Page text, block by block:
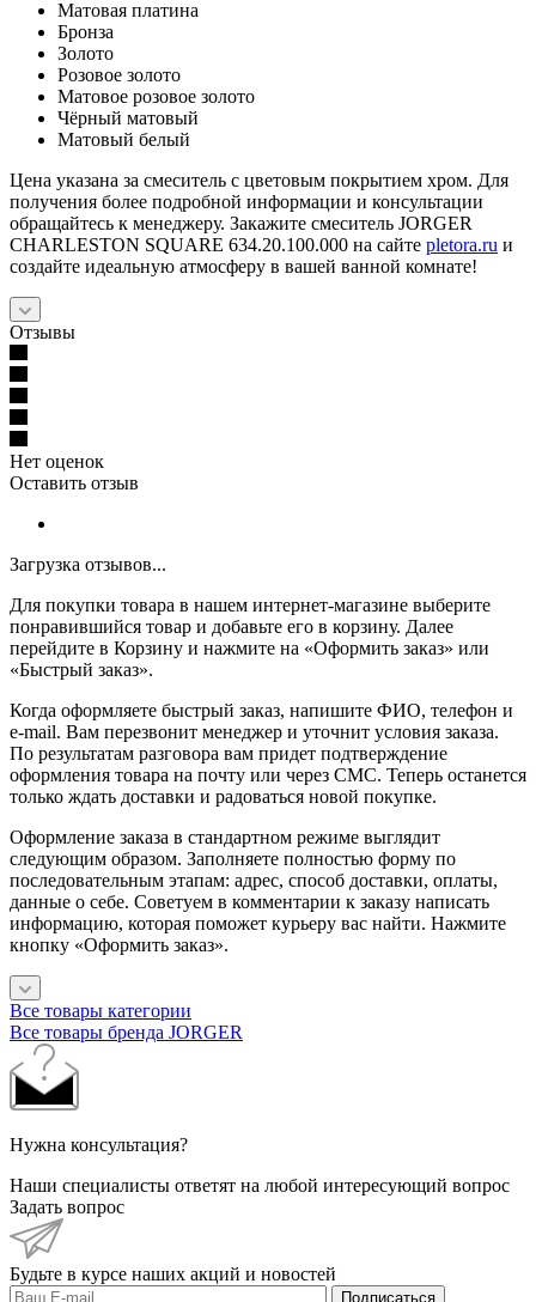
Матовая платина
Бронза
Золото
Розовое золото
Матовое розовое золото
Чёрный матовый
Матовый белый
Цена указана за смеситель с цветовым покрытием хром. Для
получения более подробной информации и консультации
обращайтесь к менеджеру. Закажите смеситель JORGER
CHARLESTON SQUARE 634.20.100.000 на сайте pletora.ru и
создайте идеальную атмосферу в вашей ванной комнате!
Отзывы
Нет оценок
Оставить отзыв
Загрузка отзывов...
Для покупки товара в нашем интернет-магазине выберите
понравившийся товар и добавьте его в корзину. Далее
перейдите в Корзину и нажмите на «Оформить заказ» или
«Быстрый заказ».
Когда оформляете быстрый заказ, напишите ФИО, телефон и
e-mail. Вам перезвонит менеджер и уточнит условия заказа.
По результатам разговора вам придет подтверждение
оформления товара на почту или через СМС. Теперь останется
только ждать доставки и радоваться новой покупке.
Оформление заказа в стандартном режиме выглядит
следующим образом. Заполняете полностью форму по
последовательным этапам: адрес, способ доставки, оплаты,
данные о себе. Советуем в комментарии к заказу написать
информацию, которая поможет курьеру вас найти. Нажмите
кнопку «Оформить заказ».
Все товары категории
Все товары бренда JORGER
Нужна консультация?
Наши специалисты ответят на любой интересующий вопрос
Задать вопрос
Будьте в курсе наших акций и новостей
Подписаться